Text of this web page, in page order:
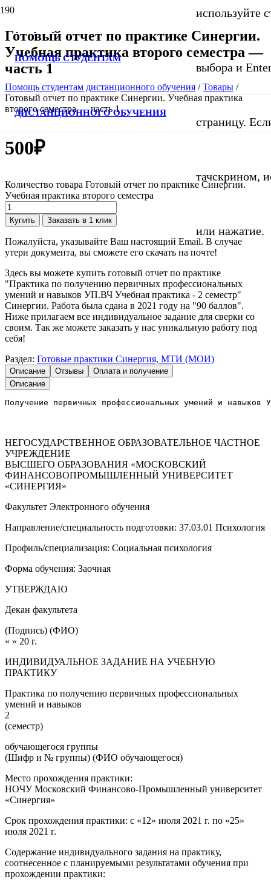
ПОМОЩЬ СТУДЕНТАМ
ДИСТАНЦИОННОГО ОБУЧЕНИЯ
используйте
выбора и
страницу.
тачскрином,
или нажатие.
Готовый отчет по практике Синергии.
Учебная практика второго семестра —
часть 1
Помощь студентам дистанционного обучения /Товары /
Готовый отчет по практике Синергии. Учебная практика
второго семестра — часть 1
500₽
Количество товара Готовый отчет по практике Синергии.
Учебная практика второго семестра
Купить Заказать в 1 клик
Пожалуйста, указывайте Ваш настоящий Email. В случае
утери документа, вы сможете его скачать на почте!
Здесь вы можете купить готовый отчет по практике
"Практика по получению первичных профессиональных
умений и навыков УП.ВЧ Учебная практика - 2 семестр"
Синергии. Работа была сдана в 2021 году на "90 баллов".
Ниже прилагаем все индивидуальное задание для сверки со
своим. Так же можете заказать у нас уникальную работу под
себя!
Раздел: Готовые практики Синергия, МТИ (МОИ)
Описание Отзывы
Оплата и получение
Описание
Получение первичных профессиональных умений и
НЕГОСУДАРСТВЕННОЕ ОБРАЗОВАТЕЛЬНОЕ ЧАСТНОЕ
УЧРЕЖДЕНИЕ
ВЫСШЕГО ОБРАЗОВАНИЯ «МОСКОВСКИЙ
ФИНАНСОВОПРОМЫШЛЕННЫЙ УНИВЕРСИТЕТ
«СИНЕРГИЯ»
Факультет Электронного обучения
Направление/специальность подготовки: 37.03.01 Психология
Профиль/специализация: Социальная психология
Форма обучения: Заочная
УТВЕРЖДАЮ
Декан факультета
(Подпись) (ФИО)
« » 20 г.
ИНДИВИДУАЛЬНОЕ ЗАДАНИЕ НА УЧЕБНУЮ
ПРАКТИКУ
Практика по получению первичных профессиональных
умений и навыков
2
(семестр)
обучающегося группы
(Шифр и № группы) (ФИО обучающегося)
Место прохождения практики:
НОЧУ Московский Финансово-Промышленный университет
«Синергия»
Срок прохождения практики: с «12» июля 2021 г. по «25»
июля 2021 г.
Содержание индивидуального задания на практику,
соотнесенное с планируемыми результатами обучения при
прохождении практики: